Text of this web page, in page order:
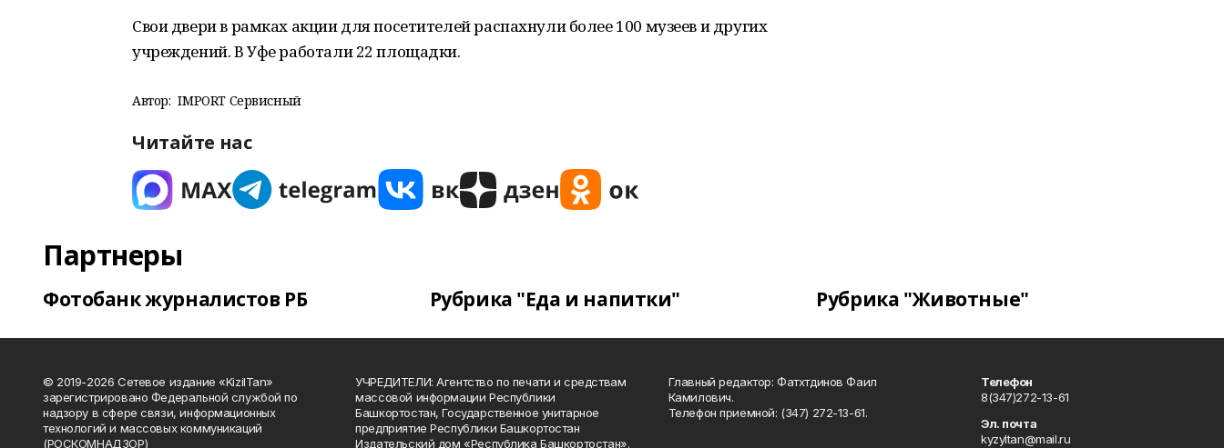
Свои двери в рамках акции для посетителей распахнули более 100 музеев и других
учреждений. В Уфе работали 22 площадки.
Автор: IMPORT Сервисный
Читайте нас
Партнеры
Фотобанк журналистов РБ Рубрика "Еда и напитки" Рубрика "Животные"
© 2019-2026 Сетевое издание «KizilTan»
зарегистрировано Федеральной службой по
надзору в сфере связи, информационных
технологий и массовых коммуникаций
(РОСКОМНАДЗОР)
УЧРЕДИТЕЛИ: Агентство по печати и средствам
массовой информации Республики
Башкортостан, Государственное унитарное
предприятие Республики Башкортостан
Издательский дом «Республика Башкортостан».
Главный редактор: Фатхтдинов Фаил
Камилович.
Телефон приемной: (347) 272-13-61.
Телефон
8(347)272-13-61
Эл. почта
kyzyltan@mail.ru